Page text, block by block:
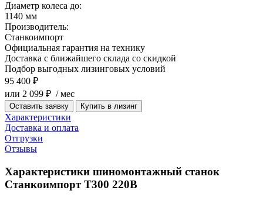
Диаметр колеса до:
1140 мм
Производитель:
Станкоимпорт
Официальная гарантия на технику
Доставка с ближайшего склада со скидкой
Подбор выгодных лизинговых условий
95 400 ₽
или 2 099 ₽ / мес
Оставить заявку Купить в лизинг
Характеристики
Доставка и оплата
Отгрузки
Отзывы
Характеристики шиномонтажный станок
Станкоимпорт T300 220В